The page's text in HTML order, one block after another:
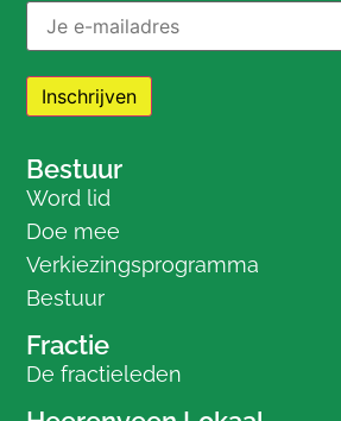
Bestuur
Word lid
Doe mee
Verkiezingsprogramma
Bestuur
Fractie
De fractieleden